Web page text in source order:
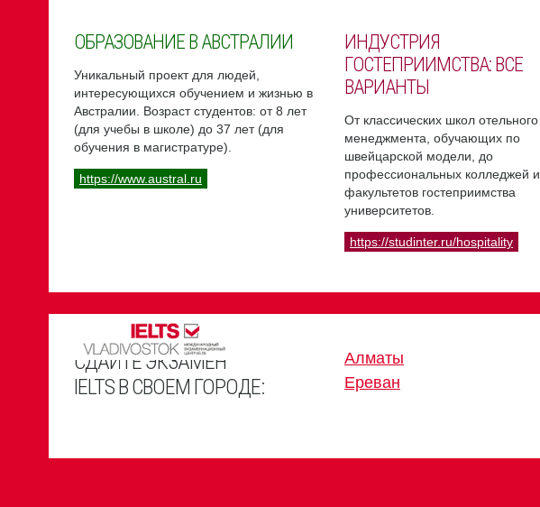
ОБРАЗОВАНИЕ В АВСТРАЛИИ
Уникальный проект для людей,
интересующихся обучением и жизнью в
Австралии. Возраст студентов: от 8 лет
(для учебы в школе) до 37 лет (для
обучения в магистратуре).
https://www.austral.ru
ИНДУСТРИЯ
ГОСТЕПРИИМСТВА: ВСЕ
ВАРИАНТЫ
От классических школ отельного
менеджмента, обучающих по
швейцарской модели, до
профессиональных колледжей и
факультетов гостеприимства
университетов.
https://studinter.ru/hospitality
СДАЙТЕ ЭКЗАМЕН
IELTS В СВОЕМ ГОРОДЕ:
Алматы
Ереван